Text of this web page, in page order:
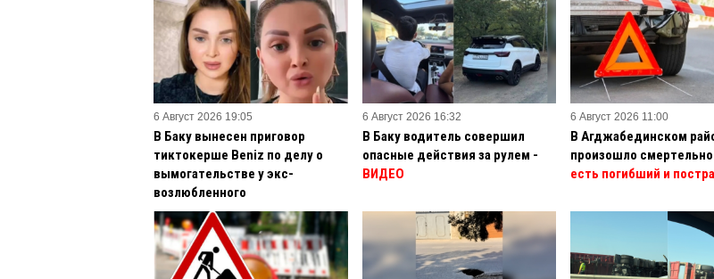
6 Август 2026 19:05
В Баку вынесен приговор
тиктокерше Beniz по делу о
вымогательстве у экс-
возлюбленного
6 Август 2026 16:32
В Баку водитель совершил
опасные действия за рулем -
ВИДЕО
6 Август 2026 11:00
В Агджабединском
произошло
есть погибший и